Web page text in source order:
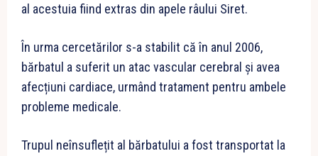
al acestuia fiind extras din apele râului Siret.
În urma cercetărilor s-a stabilit că în anul 2006,
bărbatul a suferit un atac vascular cerebral și avea
afecțiuni cardiace, urmând tratament pentru ambele
probleme medicale.
Trupul neînsuflețit al bărbatului a fost transportat la